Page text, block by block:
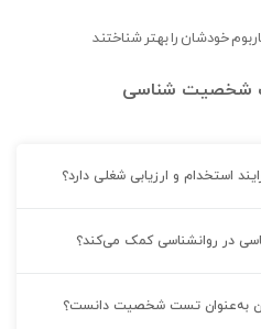
خودشان را بهتر شناختند
شخصیت شناسی
استخدام و ارزیابی شغلی دارد؟
در روانشناسی کمک می‌کند؟
به‌عنوان تست شخصیت دانست؟